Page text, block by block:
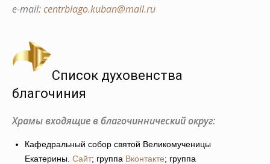
е-mail:centrblago.kuban@mail.ru
Список духовенства
благочиния
Храмы входящие в благочиннический округ:
Кафедральный собор святой Великомученицы
Екатерины. Сайт; группа Вконтакте; группа